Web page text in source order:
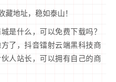
藏地址，稳如泰山！
是什么，可以免费下载吗？
了，抖音镭射云端黑科技商
人站长，可以拥有自己的商